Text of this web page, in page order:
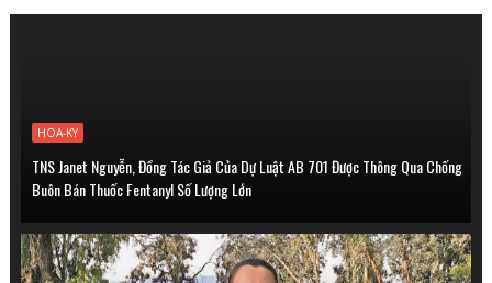
HOA-KY
TNS Janet Nguyễn, Đồng Tác Giả Của Dự Luật AB 701 Được Thông Qua Chống
Buôn Bán Thuốc Fentanyl Số Lượng Lớn